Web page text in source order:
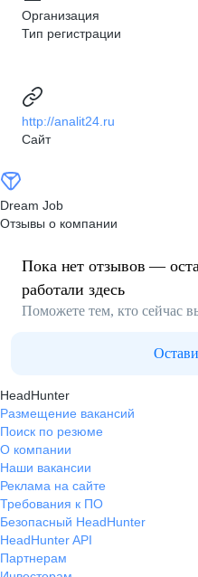
Организация
Тип регистрации
http://analit24.ru
Сайт
Dream Job
Отзывы о компании
Пока нет отзывов —
работали здесь
Поможете тем, кто сейчас
HeadHunter
Размещение вакансий
Поиск по резюме
О компании
Наши вакансии
Реклама на сайте
Требования к ПО
Безопасный HeadHunter
HeadHunter API
Партнерам